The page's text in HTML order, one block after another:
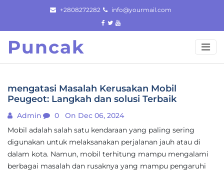
content
+2808272282 info@yourmail.com
Puncak
mengatasi Masalah Kerusakan Mobil
Peugeot: Langkah dan solusi Terbaik
Admin 0
On Dec 06, 2024
Mobil adalah salah satu kendaraan yang paling sering
digunakan untuk melaksanakan perjalanan jauh atau di
dalam kota. Namun, mobil terhitung mampu mengalami
berbagai masalah dan rusaknya yang mampu pengaruhi